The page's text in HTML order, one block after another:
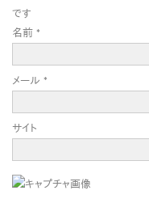
です
名前 *
メール *
サイト